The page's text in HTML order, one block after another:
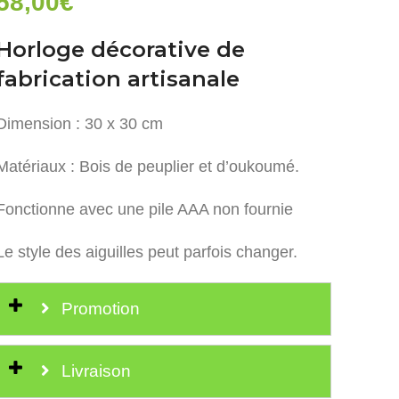
décorative de
artisanale
: 30 x 30 cm
: Bois de peuplier et d’oukoumé.
avec une pile AAA non fournie
style des aiguilles peut parfois changer.
Promotion
Livraison